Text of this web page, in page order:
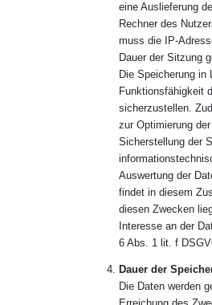
eine Auslieferung
Rechner des
muss die IP-
Dauer der Sitzung
Die Speicherung in
Funktionsfähigkeit
sicherzustellen.
zur Optimierung
Sicherstellung der
Auswertung der
findet in diesem
diesen Zwecken
Interesse an der
6 Abs. 1 lit. f
Dauer der
Die Daten werden